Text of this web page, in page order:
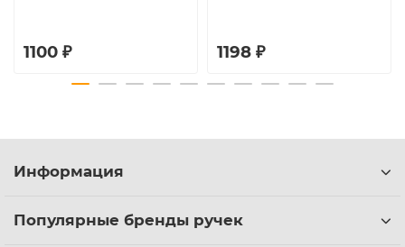
1100 ₽ 1198 ₽
Информация
Популярные бренды ручек